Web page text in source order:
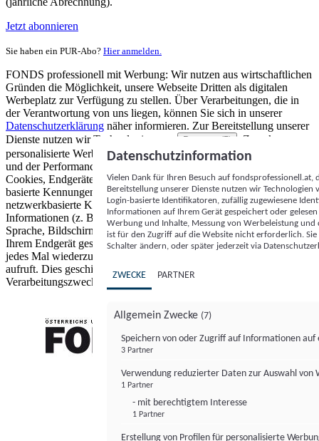
Jetzt abonnieren
Sie haben ein PUR-Abo? Hier anmelden.
FONDS professionell mit Werbung: Wir nutzen aus wirtschaftlichen
Gründen die Möglichkeit, unsere Webseite Dritten als digitalen
Werbeplatz zur Verfügung zu stellen. Über Verarbeitungen, die in
der Verantwortung von uns liegen, können Sie sich in unserer
Datenschutzerklärung näher informieren. Zur Bereitstellung unserer
Dienste nutzen wir Technologien von
Partnern (5)
. Zwecke:
personalisierte Werbung und Inhalte, Messung von Werbeleistung
und der Performance von Inhalten sowie Zielgruppenforschung.
Cookies, Endgeräte- oder ähnliche Online-Kennungen (z. B. login-
basierte Kennungen, zufällig generierte Kennungen,
netzwerkbasierte Kennungen) können zusammen mit anderen
Informationen (z. B. Browsertyp und Browserinformationen,
Sprache, Bildschirmgröße, unterstützte Technologien usw.) auf
Ihrem Endgerät gespeichert oder von dort ausgelesen werden, um es
jedes Mal wiederzuerkennen, wenn es eine App oder einer Webseite
aufruft. Dies geschieht für einen oder mehrere der hier aufgeführten
Verarbeitungszwecke.
Datenschutzinformation
Vielen Dank für Ihren Besuch auf
Bereitstellung unserer Dienste nutzen wir Technologien
Login-basierte Identifikatoren, zufällig zugewiesene
Informationen auf Ihrem Gerät gespeichert oder
Werbung und Inhalte, Messung von Werbeleistung
ist für den Zugriff auf die Website nicht erforderlich.
Schalter ändern, oder später jederzeit via
ZWECKE PARTNER
Allgemein Zwecke (7)
Speichern von oder Zugriff auf Informationen auf
3 Partner
Verwendung reduzierter Daten zur Auswahl von
1 Partner
- mit berechtigtem Interesse
1 Partner
Erstellung von Profilen für personalisierte
FONDS professionell